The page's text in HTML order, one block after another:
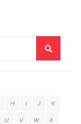
H I J K
U V W X